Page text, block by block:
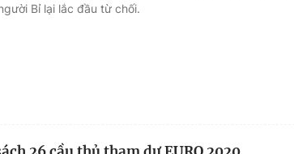
Bỉ lại lắc đầu từ chối.